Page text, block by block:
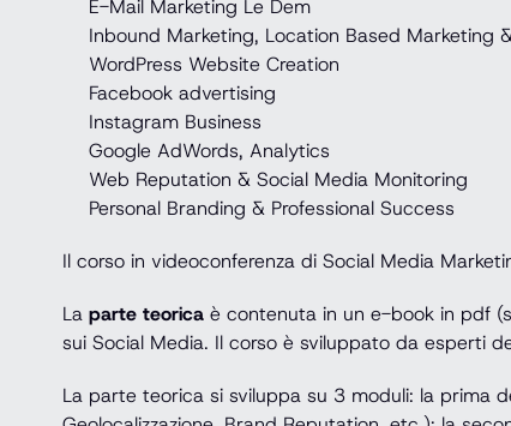
E-Mail Marketing Le Dem
Inbound Marketing, Location Based Marketing
WordPress Website Creation
Facebook advertising
Instagram Business
Google AdWords, Analytics
Web Reputation & Social Media Monitoring
Personal Branding & Professional Success
Il corso in videoconferenza di Social Media
La parte teorica è contenuta in un e-book in pdf
sui Social Media. Il corso è sviluppato da esperti
La parte teorica si sviluppa su 3 moduli: la prima